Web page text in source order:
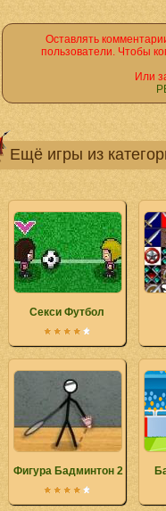
Оставлять
пользователи. Чтобы
Или
Ещё игры из
Секси Футбол
Фигура Бадминтон 2